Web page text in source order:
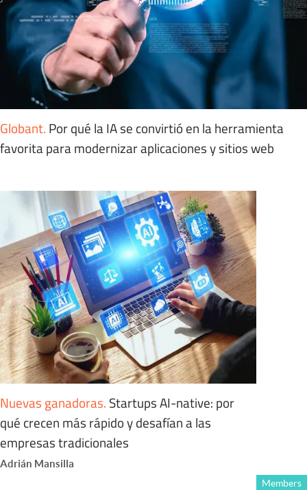
Globant. Por qué la IA se convirtió en la herramienta
favorita para modernizar aplicaciones y sitios web
Nuevas ganadoras. Startups AI-native: por
qué crecen más rápido y desafían a las
empresas tradicionales
Adrián Mansilla
Members